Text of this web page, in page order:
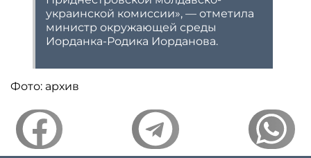
украинской комиссии», — отметила
министр окружающей среды
Иорданка-Родика Иорданова.
Фото: архив